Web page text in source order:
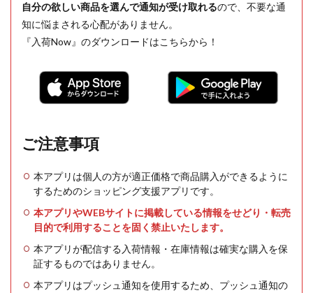
自分の欲しい商品を選んで通知が受け取れるので、不要な通
知に悩まされる心配がありません。
『入荷Now』のダウンロードはこちらから！
ご注意事項
本アプリは個人の方が適正価格で商品購入ができるように
するためのショッピング支援アプリです。
本アプリやWEBサイトに掲載している情報をせどり・転売
目的で利用することを固く禁止いたします。
本アプリが配信する入荷情報・在庫情報は確実な購入を保
証するものではありません。
本アプリはプッシュ通知を使用するため、プッシュ通知の